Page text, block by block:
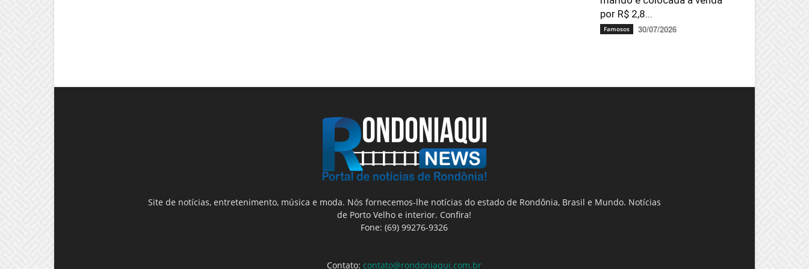
por R$ 2,8...
Famosos 30/07/2026
Site de notícias, entretenimento, música e moda. Nós fornecemos-lhe notícias do estado de Rondônia, Brasil e Mundo. Notícias
de Porto Velho e interior. Confira!
Fone: (69) 99276-9326
Contato: contato@rondoniaqui.com.br